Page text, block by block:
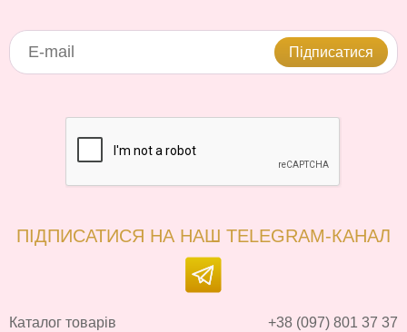
Підписатися
ПІДПИСАТИСЯ НА НАШ TELEGRAM-КАНАЛ
Каталог товарів +38 (097) 801 37 37